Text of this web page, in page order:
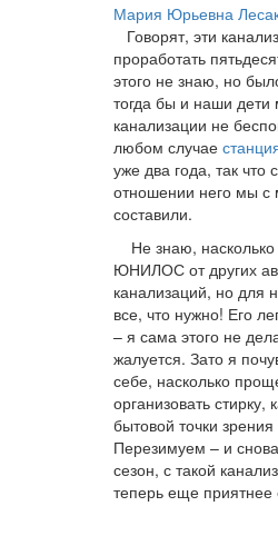
Мария Юрьевна
Говорят, эти
проработать
этого не знаю, но
тогда бы и наши дети
канализации не
любом случае
уже два года, так что
отношении него мы с
составили.
Не знаю, насколько
ЮНИЛОС от других
канализаций, но для
все, что нужно! Его
– я сама этого не
жалуется. Зато я
себе, насколько
организовать стирку,
бытовой точки
Перезимуем – и
сезон, с такой
теперь еще приятнее